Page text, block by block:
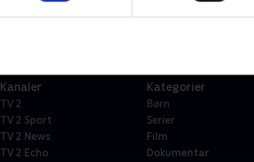
Kanaler
TV 2
TV 2 Sport
TV 2 News
TV 2 Echo
Kategorier
Børn
Serier
Film
Dokumentar